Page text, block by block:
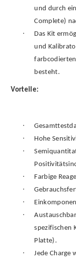
und durch
Complete)
·
Das Kit
und
besteht.
Vorteile:
·
· Hohe
·
· Farbige
·
·
·
spezifischen
Platte).
· Jede Charge